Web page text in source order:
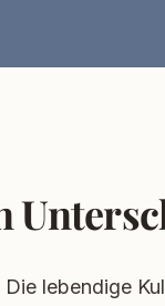
lebendige